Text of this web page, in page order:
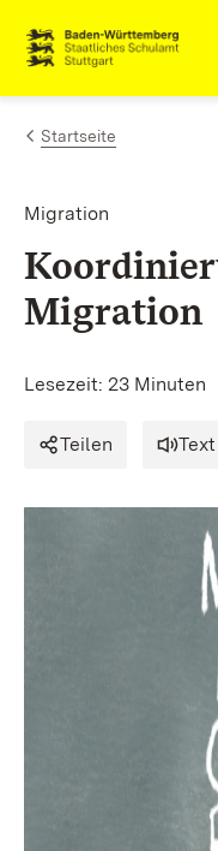
Zum Inhalt
Link zur Startseite
Startseite
Migration
Migration
Lesezeit: 23 Minuten
Teilen